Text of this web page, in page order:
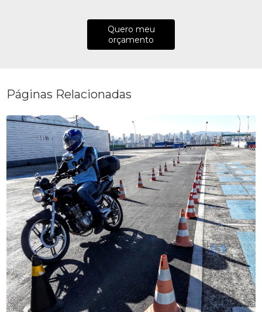
Quero meu
orçamento
Páginas Relacionadas